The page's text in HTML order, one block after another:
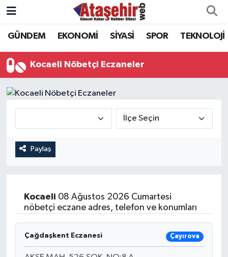
GÜNDEM EKONOMİ SİYASİ SPOR TEKNOLOJİ
Kocaeli Nöbetçi Eczaneler
Paylaş
Kocaeli 08 Ağustos 2026 Cumartesi
nöbetçi eczane adres, telefon ve konumları
Çağdaşkent Eczanesi Çayırova
Hava Durumu
Trafik Durumu
Süper Lig Puan Durumu ve Fikstür
Son Dakika Haberleri